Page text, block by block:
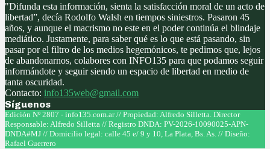
"Difunda esta información, sienta la satisfacción moral de un acto de
libertad”, decía Rodolfo Walsh en tiempos siniestros. Pasaron 45
años, y aunque el macrismo no este en el poder continúa el blindaje
mediático. Justamente, para saber qué es lo que está pasando, sin
pasar por el filtro de los medios hegemónicos, te pedimos que, lejos
de abandonarnos, colabores con INFO135 para que podamos seguir
informándote y seguir siendo un espacio de libertad en medio de
tanta oscuridad.
Contacto: info135web@gmail.com
Síguenos
Facebook
Twitter
Instagram
Youtube
Edición Nº 2807 - info135.com.ar // Propiedad: Alfredo Silletta. Director
Responsable: Alfredo Silletta // Registro DNDA: PV-2026-10090025-APN-
DNDA#MJ // Domicilio legal: calle 45 e/ 9 y 10, La Plata, Bs. As. // Diseño:
Rafael Guerrero